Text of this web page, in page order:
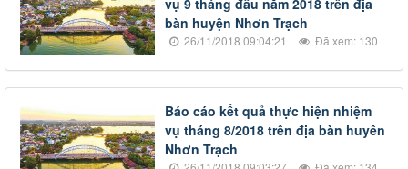
bàn huyện Nhơn Trạch
26/11/2018 09:04:21 Đã xem: 130
Báo cáo kết quả thực hiện nhiệm
vụ tháng 8/2018 trên địa bàn huyên
Nhơn Trạch